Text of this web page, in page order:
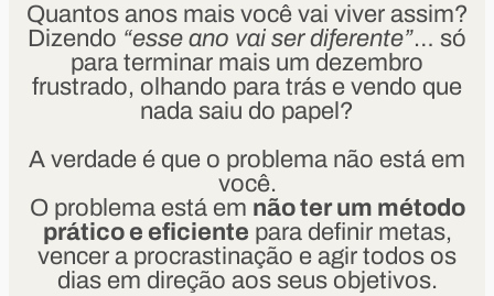
Quantos anos mais você vai viver assim?
Dizendo “esse ano vai ser diferente”… só
para terminar mais um dezembro
frustrado, olhando para trás e vendo que
nada saiu do papel?
A verdade é que o problema não está em
você.
O problema está em não ter um método
prático e eficiente para definir metas,
vencer a procrastinação e agir todos os
dias em direção aos seus objetivos.